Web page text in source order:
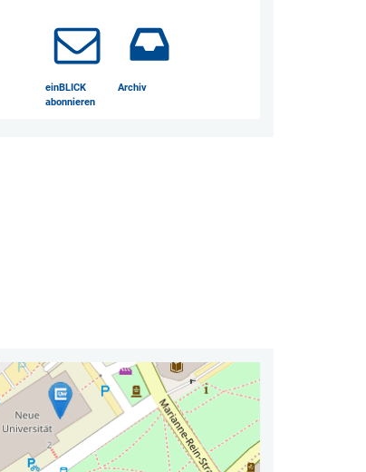
einBLICK
abonnieren
Archiv